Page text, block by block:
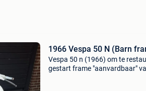
1966 Vespa 50 N (Barn
Vespa 50 n (1966) om te
gestart frame "aanvardbaar"